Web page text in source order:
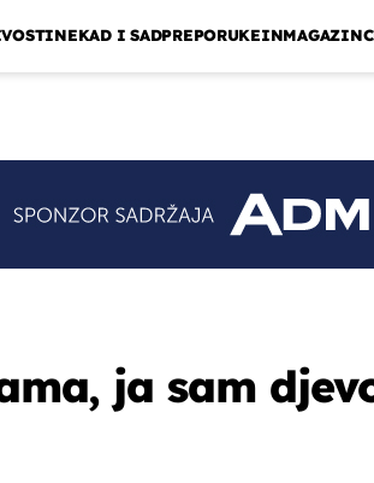
NEKAD I SADPREPORUKEINMAGAZIN
ja sam